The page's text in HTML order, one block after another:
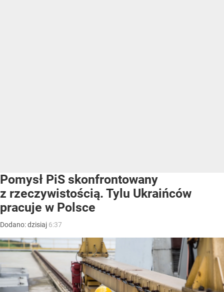
Pomysł PiS skonfrontowany
z rzeczywistością. Tylu Ukraińców
pracuje w Polsce
Dodano:dzisiaj 6:37